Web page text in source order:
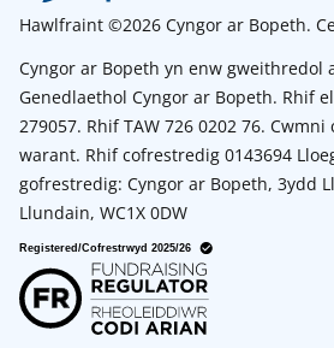
Hawlfraint ©2026 Cyngor ar Bopeth.
Cyngor ar Bopeth yn enw gweithredol
Genedlaethol Cyngor ar Bopeth. Rhif
279057. Rhif TAW 726 0202 76.
warant. Rhif cofrestredig 0143694
gofrestredig: Cyngor ar Bopeth, 3ydd
Llundain, WC1X 0DW